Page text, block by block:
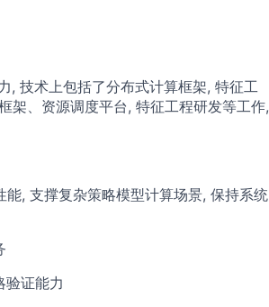
, 技术上包括了分布式计算框架, 特征工
架、资源调度平台, 特征工程研发等工作,
, 支撑复杂策略模型计算场景, 保持系统
验证能力